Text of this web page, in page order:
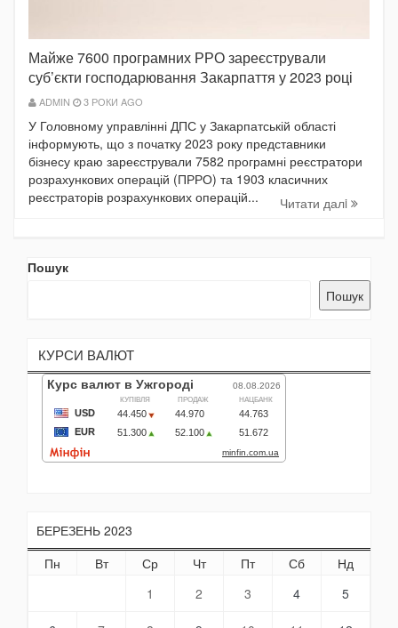
Майже 7600 програмних РРО зареєстрували
суб’єкти господарювання Закарпаття у 2023 році
ADMIN 3 РОКИ AGO
У Головному управлінні ДПС у Закарпатській області
інформують, що з початку 2023 року представники
бізнесу краю зареєстрували 7582 програмні реєстратори
розрахункових операцій (ПРРО) та 1903 класичних
реєстраторів розрахункових операцій...
Читати далi
Пошук
Пошук
КУРСИ ВАЛЮТ
БЕРЕЗЕНЬ 2023
Пн
Вт Ср Чт Пт Сб
Нд
1
2 3 4 5